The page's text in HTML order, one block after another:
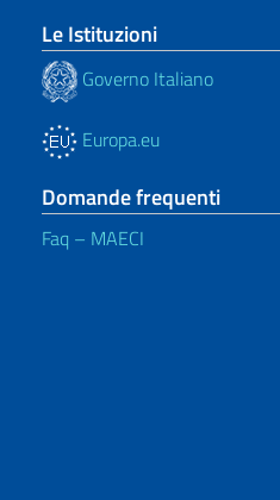
Le Istituzioni
Governo Italiano
Europa.eu
Domande frequenti
Faq – MAECI